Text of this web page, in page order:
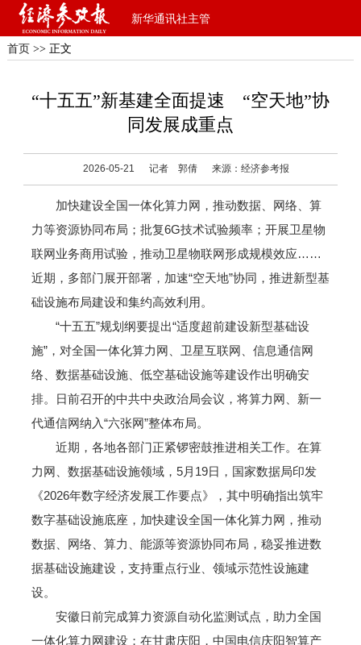
新华通讯社主管
首页 >> 正文
“十五五”新基建全面提速 “空天地”协
同发展成重点
2026-05-21 记者 郭倩 来源：经济参考报
加快建设全国一体化算力网，推动数据、网络、算
力等资源协同布局；批复6G技术试验频率；开展卫星物
联网业务商用试验，推动卫星物联网形成规模效应……
近期，多部门展开部署，加速“空天地”协同，推进新型基
础设施布局建设和集约高效利用。
“十五五”规划纲要提出“适度超前建设新型基础设
施”，对全国一体化算力网、卫星互联网、信息通信网
络、数据基础设施、低空基础设施等建设作出明确安
排。日前召开的中共中央政治局会议，将算力网、新一
代通信网纳入“六张网”整体布局。
近期，各地各部门正紧锣密鼓推进相关工作。在算
力网、数据基础设施领域，5月19日，国家数据局印发
《2026年数字经济发展工作要点》，其中明确指出筑牢
数字基础设施底座，加快建设全国一体化算力网，推动
数据、网络、算力、能源等资源协同布局，稳妥推进数
据基础设施建设，支持重点行业、领域示范性设施建
设。
安徽日前完成算力资源自动化监测试点，助力全国
一体化算力网建设；在甘肃庆阳，中国电信庆阳智算产